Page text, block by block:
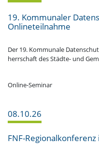
19. Kommu­naler
Onlineteilnahme
Der 19. Kommunale
herr­schaft des Städte- und
Online-Seminar
08.10.26
FNF-Regio­nal­­kon­­­ferenz